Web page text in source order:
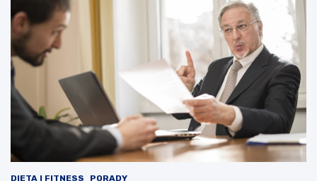
DIETA I FITNESS PORADY